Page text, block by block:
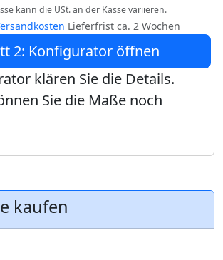
kann die USt. an der Kasse variieren.
Lieferfrist ca. 2 Wochen
2: Konfigurator öffnen
klären Sie die Details.
Sie die Maße noch
kaufen